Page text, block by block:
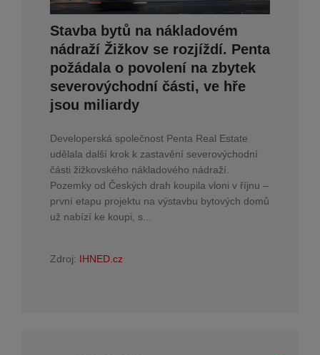
Stavba bytů na nákladovém
nádraží Žižkov se rozjíždí. Penta
požádala o povolení na zbytek
severovýchodní části, ve hře
jsou miliardy
Developerská společnost Penta Real Estate
udělala další krok k zastavění severovýchodní
části žižkovského nákladového nádraží.
Pozemky od Českých drah koupila vloni v říjnu –
první etapu projektu na výstavbu bytových domů
už nabízí ke koupi, s...
Zdroj: IHNED.cz